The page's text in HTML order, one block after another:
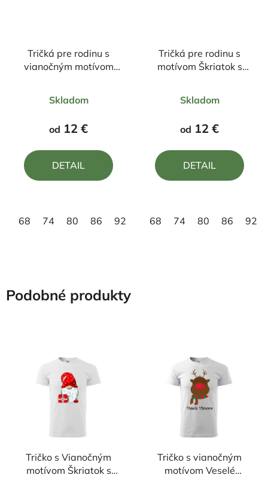
Tričká pre rodinu s
vianočným motívom
hodnotenie
produktu
z
Skladom
od 12 €
DETAIL
68 74 80 86 92 110 122 134
Tričká pre rodinu s
motívom Škriatok s
hodnotenie
produktu
z
Skladom
od 12 €
DETAIL
68 74 80 86 92
Podobné produkty
Tričko s Vianočným
motívom Škriatok s
Tričko s vianočným
motívom Veselé